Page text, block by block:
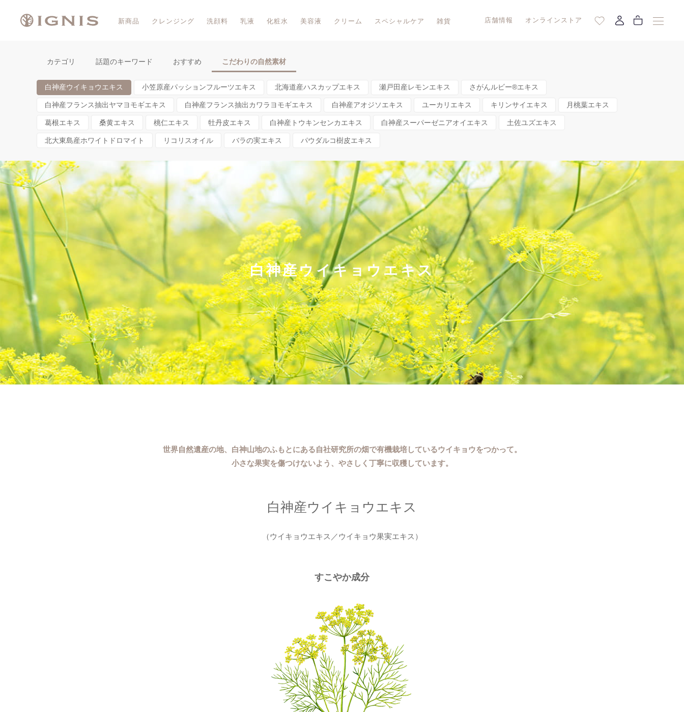
新商品 クレンジング 洗顔料 乳液 化粧水 美容液 クリーム スペシャルケア 雑貨 店舗情報 オンラインストア
カテゴリ 話題のキーワード おすすめ こだわりの自然素材
白神産ウイキョウエキス 小笠原産パッションフルーツエキス 北海道産ハスカップエキス 瀬戸田産レモンエキス さがんルビー®エキス
白神産フランス抽出ヤマヨモギエキス 白神産フランス抽出カワラヨモギエキス 白神産アオジソエキス ユーカリエキス キリンサイエキス 月桃葉エキス
葛根エキス 桑黄エキス 桃仁エキス 牡丹皮エキス 白神産トウキンセンカエキス 白神産スーパーゼニアオイエキス 土佐ユズエキス
北大東島産ホワイトドロマイト リコリスオイル バラの実エキス パウダルコ樹皮エキス
白神産ウイキョウエキス
世界自然遺産の地、白神山地のふもとにある自社研究所の畑で有機栽培しているウイキョウをつかって。
小さな果実を傷つけないよう、やさしく丁寧に収穫しています。
白神産ウイキョウエキス
（ウイキョウエキス／ウイキョウ果実エキス）
すこやか成分